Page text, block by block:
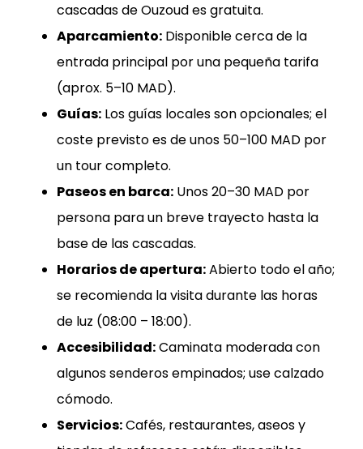
cascadas de Ouzoud es gratuita.
Aparcamiento: Disponible cerca de la
entrada principal por una pequeña tarifa
(aprox. 5–10 MAD).
Guías: Los guías locales son opcionales; el
coste previsto es de unos 50–100 MAD por
un tour completo.
Paseos en barca: Unos 20–30 MAD por
persona para un breve trayecto hasta la
base de las cascadas.
Horarios de apertura:Abierto todo el año;
se recomienda la visita durante las horas
de luz (08:00 – 18:00).
Accesibilidad:Caminata moderada con
algunos senderos empinados; use calzado
cómodo.
Servicios:Cafés, restaurantes, aseos y